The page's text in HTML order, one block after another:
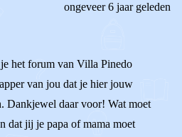
ongeveer 6 jaar geleden
het forum van Villa Pinedo
van jou dat je hier jouw
Dankjewel daar voor! Wat moet
dat jij je papa of mama moet